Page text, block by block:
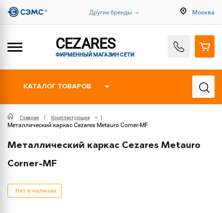
Другие бренды Москва
CEZARES
ФИРМЕННЫЙ МАГАЗИН СЕТИ
КАТАЛОГ ТОВАРОВ
Главная Комплектующие
Металлический каркас Cezares Metauro Corner-MF
Металлический каркас Cezares Metauro
Corner-MF
Нет в наличии